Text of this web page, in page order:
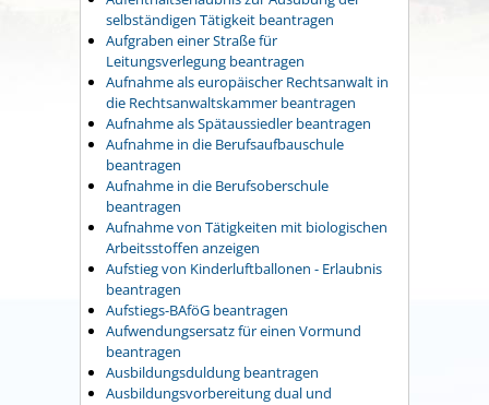
selbständigen Tätigkeit beantragen
Aufgraben einer Straße für
Leitungsverlegung beantragen
Aufnahme als europäischer Rechtsanwalt in
die Rechtsanwaltskammer beantragen
Aufnahme als Spätaussiedler beantragen
Aufnahme in die Berufsaufbauschule
beantragen
Aufnahme in die Berufsoberschule
beantragen
Aufnahme von Tätigkeiten mit biologischen
Arbeitsstoffen anzeigen
Aufstieg von Kinderluftballonen - Erlaubnis
beantragen
Aufstiegs-BAföG beantragen
Aufwendungsersatz für einen Vormund
beantragen
Ausbildungsduldung beantragen
Ausbildungsvorbereitung dual und